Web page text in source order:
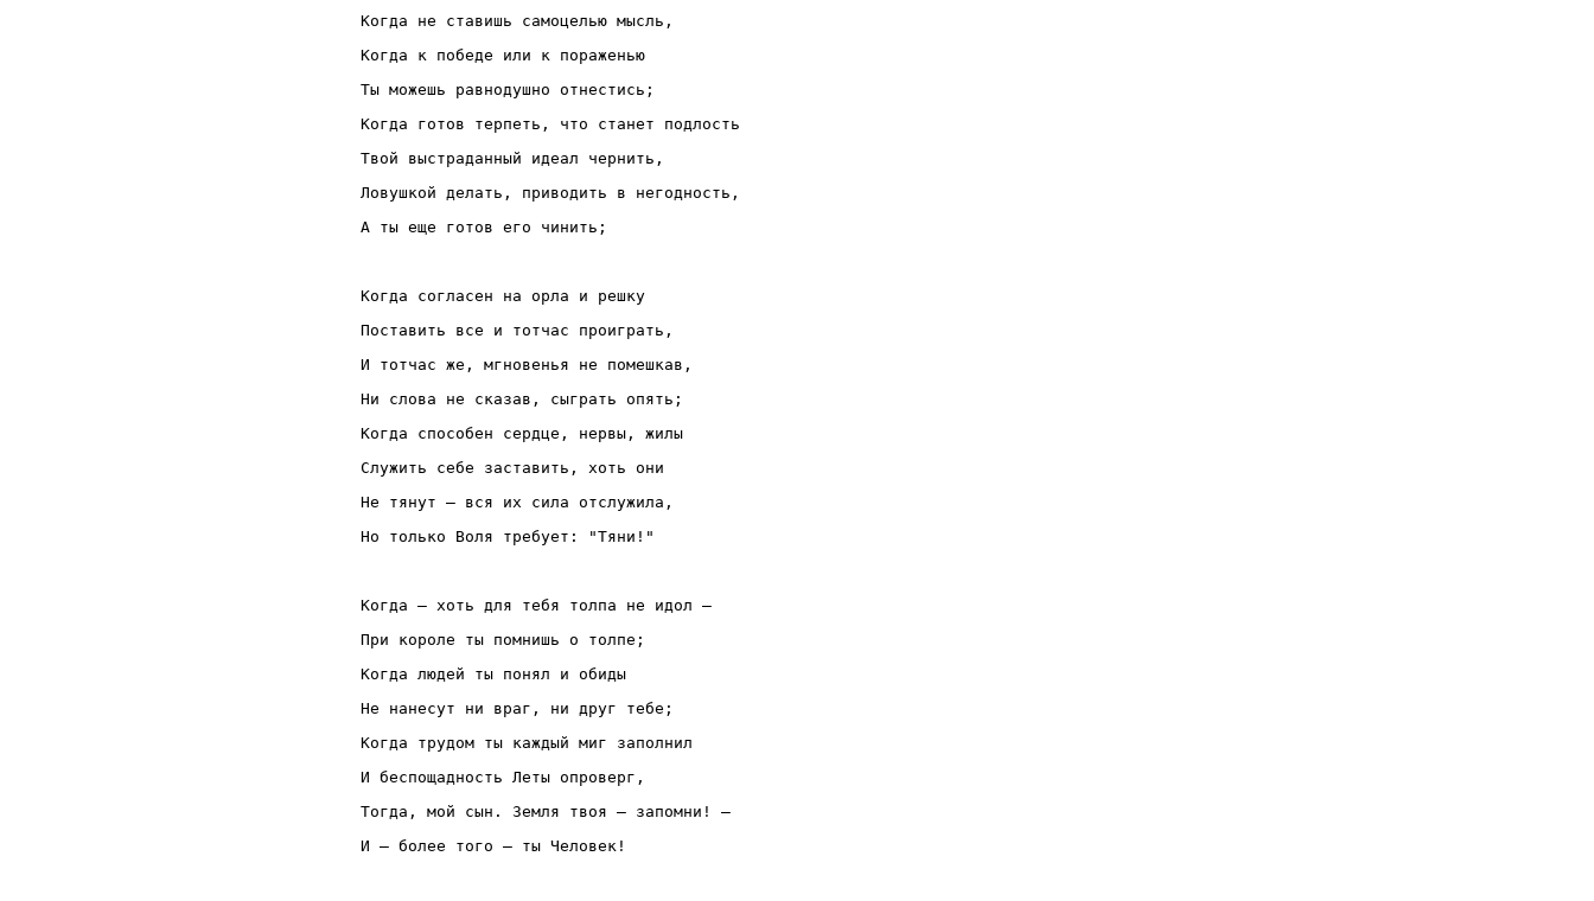
Когда не ставишь самоцелью мысль,
Когда к победе или к пораженью
Ты можешь равнодушно отнестись;
Когда готов терпеть, что станет подлость
Твой выстраданный идеал чернить,
Ловушкой делать, приводить в негодность,
А ты еще готов его чинить;
Когда согласен на орла и решку
Поставить все и тотчас проиграть,
И тотчас же, мгновенья не помешкав,
Ни слова не сказав, сыграть опять;
Когда способен сердце, нервы, жилы
Служить себе заставить, хоть они
Не тянут — вся их сила отслужила,
Но только Воля требует: "Тяни!"
Когда — хоть для тебя толпа не идол —
При короле ты помнишь о толпе;
Когда людей ты понял и обиды
Не нанесут ни враг, ни друг тебе;
Когда трудом ты каждый миг заполнил
И беспощадность Леты опроверг,
Тогда, мой сын. Земля твоя — запомни! —